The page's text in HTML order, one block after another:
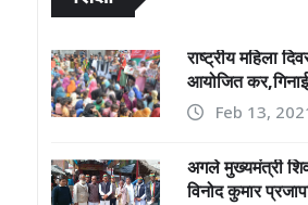
राष्ट्रीय महिला
आयोजित
Feb 13,
अगले मुख्यमंत्री
विनोद कुमार